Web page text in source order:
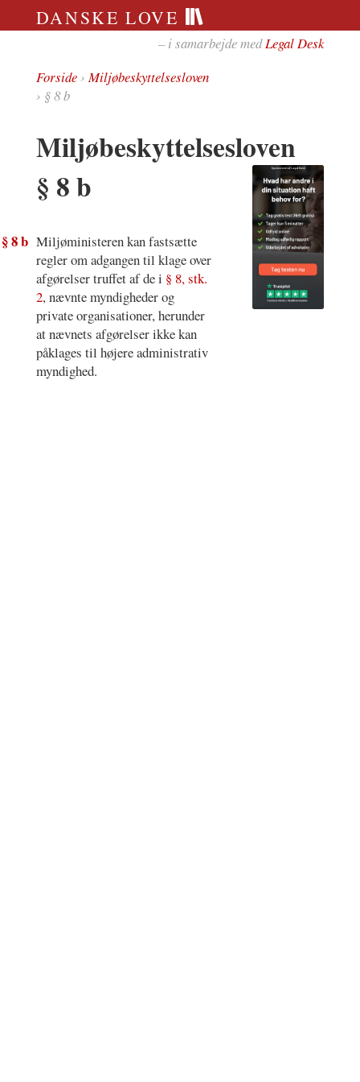
DANSKE LOVE
– i samarbejde medLegal Desk
Forside›Miljøbeskyttelsesloven
› § 8 b
Miljøbeskyttelsesloven
§ 8 b
§ 8 b Miljøministeren kan fastsætte
regler om adgangen til klage over
afgørelser truffet af de i § 8, stk.
2, nævnte myndigheder og
private organisationer, herunder
at nævnets afgørelser ikke kan
påklages til højere administrativ
myndighed.